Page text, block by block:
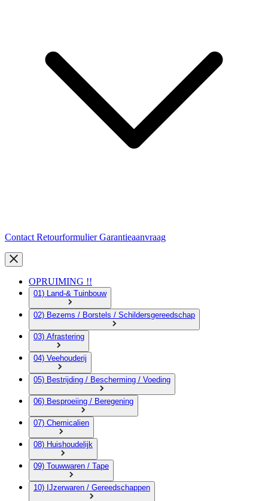
Contact RetourformulierGarantieaanvraag
OPRUIMING !!
01) Land-& Tuinbouw
02) Bezems / Borstels / Schildersgereedschap
03) Afrastering
04) Veehouderij
05) Bestrijding / Bescherming / Voeding
06) Besproeiing / Beregening
07) Chemicalien
08) Huishoudelijk
09) Touwwaren / Tape
10) IJzerwaren / Gereedschappen